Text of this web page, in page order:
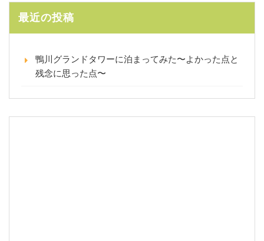
最近の投稿
鴨川グランドタワーに泊まってみた〜よかった点と
残念に思った点〜